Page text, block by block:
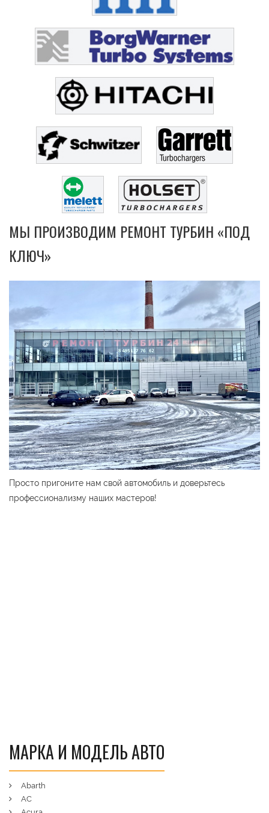
МЫ ПРОИЗВОДИМ РЕМОНТ ТУРБИН «ПОД
КЛЮЧ»
Просто пригоните нам свой автомобиль и доверьтесь
профессионализму наших мастеров!
МАРКА И МОДЕЛЬ АВТО
Abarth
AC